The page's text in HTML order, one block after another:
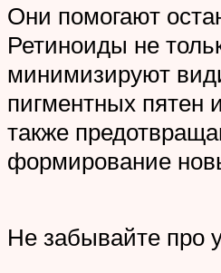
Они помогают
Ретиноиды не
минимизируют
пигментных пятен
также
формирование
Не забывайте про